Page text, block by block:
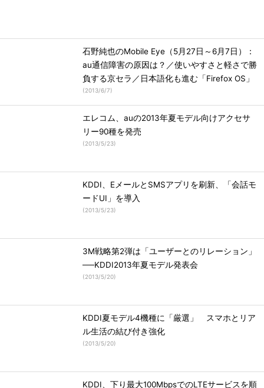
石野純也のMobile Eye（5月27日～6月7日）：
au通信障害の原因は？／使いやすさと軽さで勝
負する京セラ／日本語化も進む「Firefox OS」
(2013/6/7)
エレコム、auの2013年夏モデル向けアクセサ
リー90種を発売
(2013/5/23)
KDDI、EメールとSMSアプリを刷新、「会話モ
ードUI」を導入
(2013/5/23)
3M戦略第2弾は「ユーザーとのリレーション」
──KDDI2013年夏モデル発表会
(2013/5/20)
KDDI夏モデル4機種に「厳選」 スマホとリア
ル生活の結び付き強化
(2013/5/20)
KDDI、下り最大100MbpsでのLTEサービスを順